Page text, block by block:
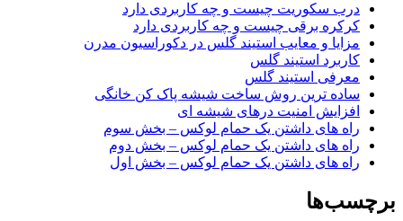
درب سکوریت چیست و چه کاربردی دارد
کرکره برقی چیست و چه کاربردی دارد
مزایا و معایب استیند گلس در دکوراسیون مدرن
کاربرد استیند گلس
معرفی استیند گلس
ساده ترین روش ساخت شیشه پاک کن خانگی
افزایش امنیت درهای شیشه ای
راه های داشتن یک حمام لوکس – بخش سوم
راه های داشتن یک حمام لوکس – بخش دوم
راه های داشتن یک حمام لوکس – بخش اول
برچسب‌ها